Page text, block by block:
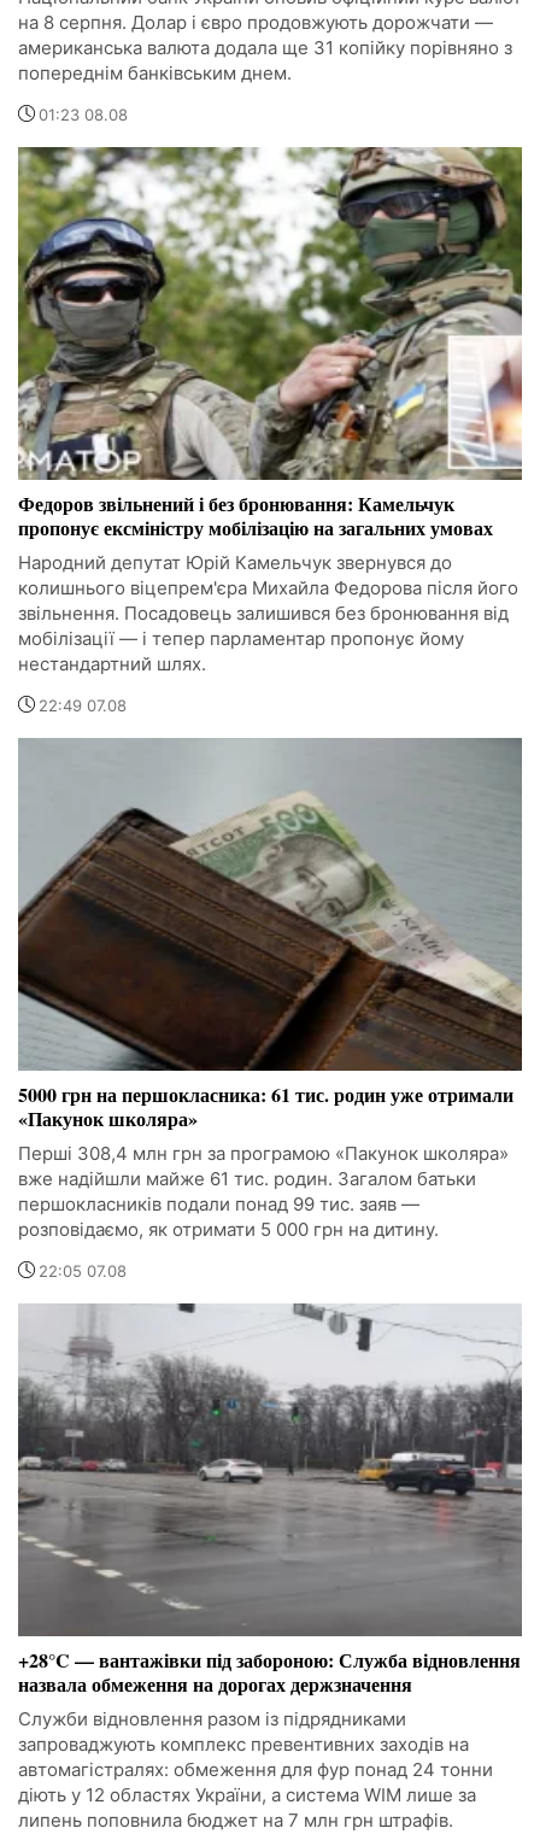
на 8 серпня. Долар і євро продовжують дорожчати —
американська валюта додала ще 31 копійку порівняно з
попереднім банківським днем.
01:23 08.08
Федоров звільнений і без бронювання: Камельчук
пропонує ексміністру мобілізацію на загальних умовах
Народний депутат Юрій Камельчук звернувся до
колишнього віцепрем'єра Михайла Федорова після його
звільнення. Посадовець залишився без бронювання від
мобілізації — і тепер парламентар пропонує йому
нестандартний шлях.
22:49 07.08
5000 грн на першокласника: 61 тис. родин уже отримали
«Пакунок школяра»
Перші 308,4 млн грн за програмою «Пакунок школяра»
вже надійшли майже 61 тис. родин. Загалом батьки
першокласників подали понад 99 тис. заяв —
розповідаємо, як отримати 5 000 грн на дитину.
22:05 07.08
+28°C — вантажівки під забороною: Служба відновлення
назвала обмеження на дорогах держзначення
Служби відновлення разом із підрядниками
запроваджують комплекс превентивних заходів на
автомагістралях: обмеження для фур понад 24 тонни
діють у 12 областях України, а система WIM лише за
липень поповнила бюджет на 7 млн грн штрафів.